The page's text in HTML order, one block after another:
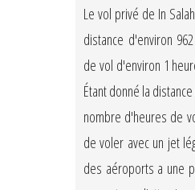
Le vol privé de In
distance d'environ
de vol d'environ 1
Étant donné la
nombre d'heures de
de voler avec un jet
des aéroports a une